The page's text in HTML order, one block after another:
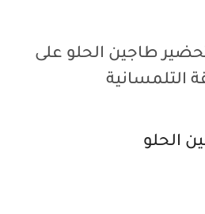
طاجين الحلو على
التلمسانية
الحلو